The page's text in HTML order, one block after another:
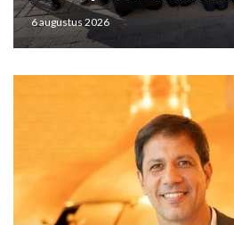
6 augustus 2026